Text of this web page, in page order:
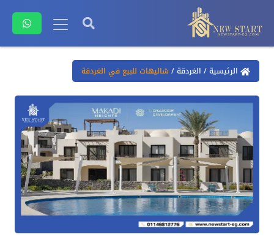
الرئيسية/ الغردقة/ شاليهات للبيع في الغردقة